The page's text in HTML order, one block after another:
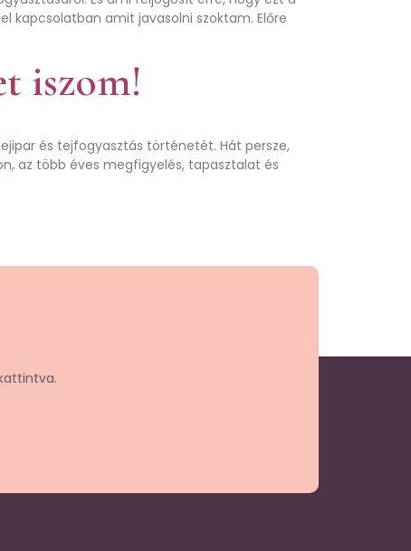
kapcsolatban amit javasolni szoktam. Előre
iszom!
és tejfogyasztás történetét. Hát persze,
az több éves megfigyelés, tapasztalat és